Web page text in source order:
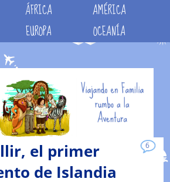
ÁFRICA
AMÉRICA
EUROPA OCEANÍA
6
el primer
de Islandia